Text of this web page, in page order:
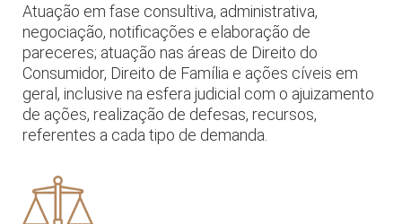
Atuação em fase consultiva, administrativa,
negociação, notificações e elaboração de
pareceres; atuação nas áreas de Direito do
Consumidor, Direito de Família e ações cíveis em
geral, inclusive na esfera judicial com o ajuizamento
de ações, realização de defesas, recursos,
referentes a cada tipo de demanda.